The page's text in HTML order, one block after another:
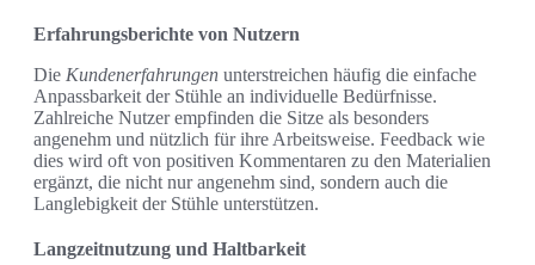
Erfahrungsberichte von Nutzern
Die Kundenerfahrungen unterstreichen häufig die einfache
Anpassbarkeit der Stühle an individuelle Bedürfnisse.
Zahlreiche Nutzer empfinden die Sitze als besonders
angenehm und nützlich für ihre Arbeitsweise. Feedback wie
dies wird oft von positiven Kommentaren zu den Materialien
ergänzt, die nicht nur angenehm sind, sondern auch die
Langlebigkeit der Stühle unterstützen.
Langzeitnutzung und Haltbarkeit